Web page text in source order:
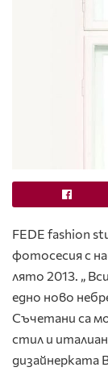
FEDE fashion
фотосесия с
лято 2013. „
едно ново
Съчетани са
стил и
дизайнерката